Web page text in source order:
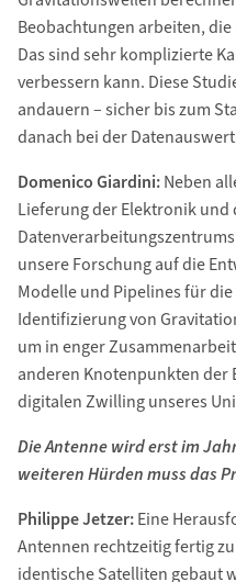
Beobachtungen arbeiten,
Das sind sehr komplizierte
verbessern kann. Diese
andauern – sicher bis zum
danach bei der
Domenico Giardini:Neben
Lieferung der Elektronik und
unsere Forschung auf die
Modelle und Pipelines für
Identifizierung von
um in enger
anderen Knotenpunkten der
digitalen Zwilling unseres
Die Antenne wird erst im
weiteren Hürden muss das
Philippe Jetzer:Eine
Antennen rechtzeitig fertig
identische Satelliten gebaut